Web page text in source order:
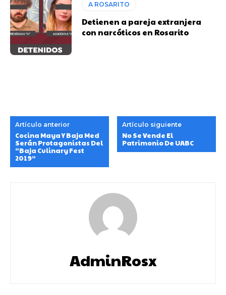
A ROSARITO
Detienen a pareja extranjera
con narcóticos en Rosarito
Artículo anterior
Cocina Maya Y Baja Med
Serán Protagonistas Del
“Baja Culinary Fest
2019”
Artículo siguiente
No Se Vende El
Patrimonio De UABC
AdminRosx